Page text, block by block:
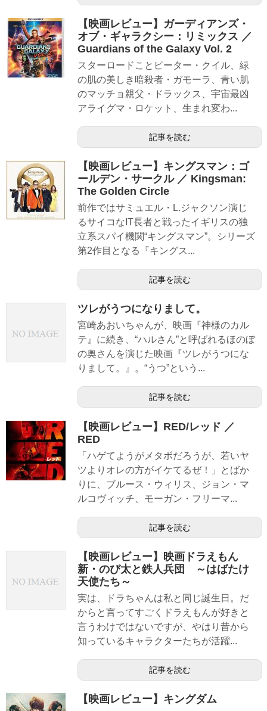
【映画レビュー】ガーディアンズ・
オブ・ギャラクシー：リミックス ／
Guardians of the Galaxy Vol. 2
スターロードことピーター・クイル、緑
の肌の美しき暗殺者・ガモーラ、青い肌
のマッチョ親父・ドラックス、宇宙最凶
アライグマ・ロケット、生まれ変わ...
記事を読む
【映画レビュー】キングスマン：ゴ
ールデン・サークル ／ Kingsman:
The Golden Circle
前作ではサミュエル・L.ジャクソン演じ
るサイコなIT長者と戦ったイギリスの独
立系スパイ機関“キングスマン”。シリーズ
第2作目となる『キングス...
記事を読む
ツレがうつになりまして。
宮崎あおいちゃんが、映画『神様のカル
テ』に続き、“ハルさん”と呼ばれるほのぼ
の奥さんを演じた映画『ツレがうつにな
りまして。』。“うつ”という...
記事を読む
【映画レビュー】RED/レッド ／
RED
「ハゲてようがメタボだろうが、若いヤ
ツよりオレの方がイケてるぜ！」とばか
りに、ブルース・ウィリス、ジョン・マ
ルコヴィッチ、モーガン・フリーマ...
記事を読む
【映画レビュー】映画ドラえもん
新・のび太と鉄人兵団 ～はばたけ
天使たち～
実は、ドラちゃんは私と同じ誕生日。だ
からと言ってすごくドラえもんが好きと
言うわけではないですが、やはり昔から
知っているキャラクターたちが活躍...
記事を読む
【映画レビュー】キングダム